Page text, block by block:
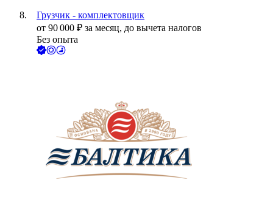
Грузчик - комплектовщик
от 90 000 ₽ за месяц, до вычета налогов
Без опыта